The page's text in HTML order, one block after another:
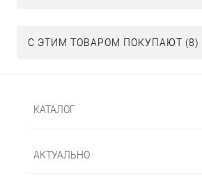
С ЭТИМ ТОВАРОМ ПОКУПАЮТ (8)
КАТАЛОГ
АКТУАЛЬНО